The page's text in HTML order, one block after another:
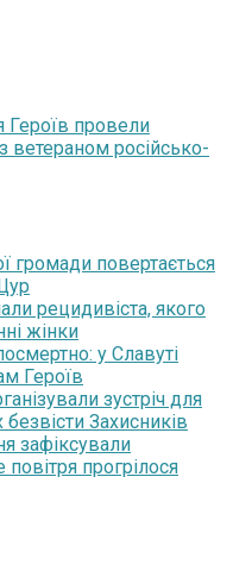
Героїв провели
ветераном російсько-
громади повертається
рецидивіста, якого
жінки
у Славуті
Героїв
зустріч для
Захисників
зафіксували
прогрілося